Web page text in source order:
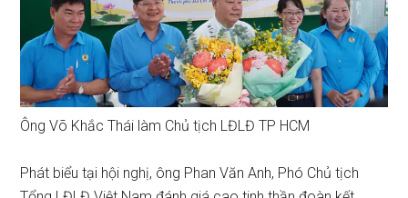
Ông Võ Khắc Thái làm Chủ tịch LĐLĐ TP HCM
Phát biểu tại hội nghị, ông Phan Văn Anh, Phó Chủ tịch